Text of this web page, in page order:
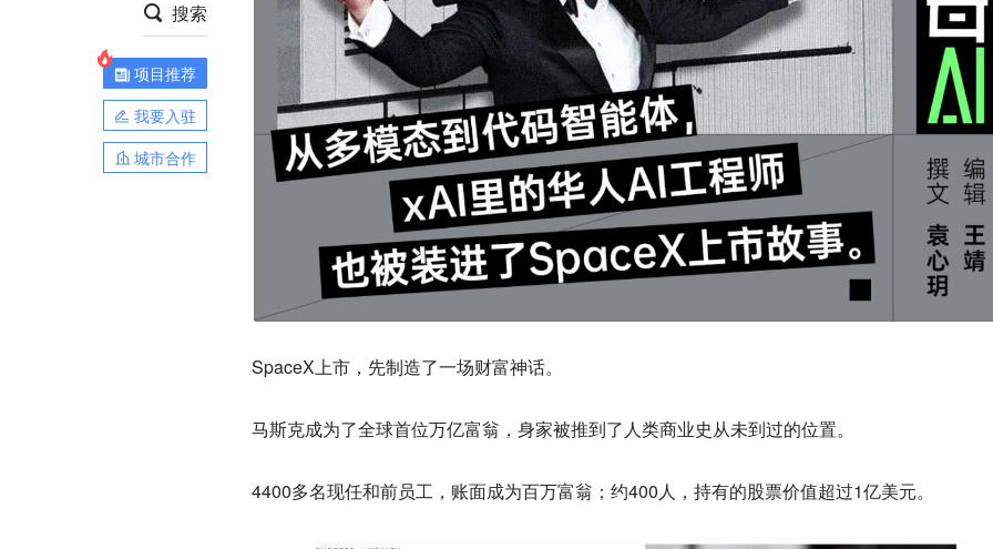
搜索
项目推荐
我要入驻
城市合作
SpaceX上市，先制造了一场财富神话。
马斯克成为了全球首位万亿富翁，身家被推到了人类商业史从未到过的位置。
4400多名现任和前员工，账面成为百万富翁；约400人，持有的股票价值超过1亿美元。